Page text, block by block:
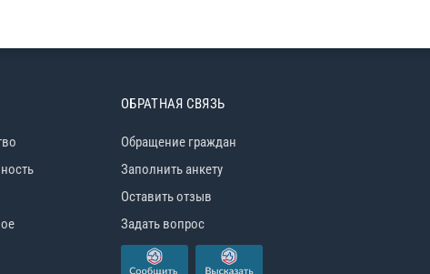
ОБРАТНАЯ СВЯЗЬ
Обращение граждан
Заполнить анкету
Оставить отзыв
Задать вопрос